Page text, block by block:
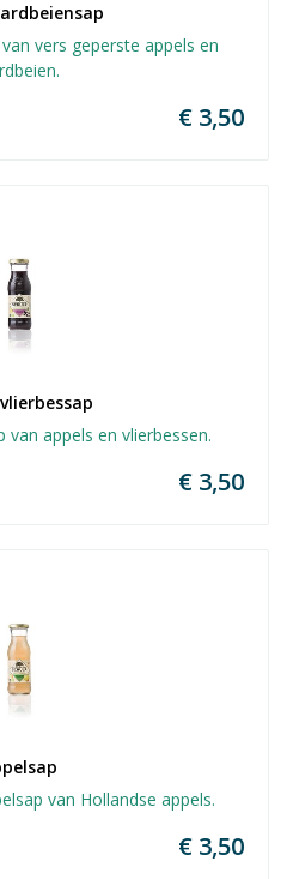
vers geperste appels en
€ 3,50
van appels en vlierbessen.
€ 3,50
van Hollandse appels.
€ 3,50